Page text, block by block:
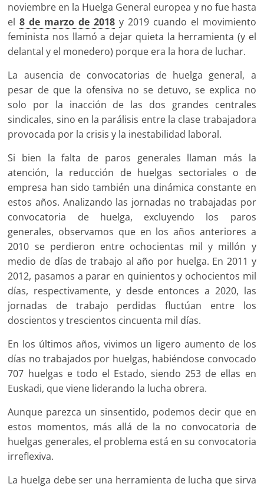
noviembre en la Huelga General europea y no fue hasta
el8 de marzo de 2018 y 2019 cuando el movimiento
feminista nos llamó a dejar quieta la herramienta (y el
delantal y el monedero) porque era la hora de luchar.
La ausencia de convocatorias de huelga general, a
pesar de que la ofensiva no se detuvo, se explica no
solo por la inacción de las dos grandes centrales
sindicales, sino en la parálisis entre la clase trabajadora
provocada por la crisis y la inestabilidad laboral.
Si bien la falta de paros generales llaman más la
atención, la reducción de huelgas sectoriales o de
empresa han sido también una dinámica constante en
estos años. Analizando las jornadas no trabajadas por
convocatoria de huelga, excluyendo los paros
generales, observamos que en los años anteriores a
2010 se perdieron entre ochocientas mil y millón y
medio de días de trabajo al año por huelga. En 2011 y
2012, pasamos a parar en quinientos y ochocientos mil
días, respectivamente, y desde entonces a 2020, las
jornadas de trabajo perdidas fluctúan entre los
doscientos y trescientos cincuenta mil días.
En los últimos años, vivimos un ligero aumento de los
días no trabajados por huelgas, habiéndose convocado
707 huelgas e todo el Estado, siendo 253 de ellas en
Euskadi, que viene liderando la lucha obrera.
Aunque parezca un sinsentido, podemos decir que en
estos momentos, más allá de la no convocatoria de
huelgas generales, el problema está en su convocatoria
irreflexiva.
La huelga debe ser una herramienta de lucha que sirva